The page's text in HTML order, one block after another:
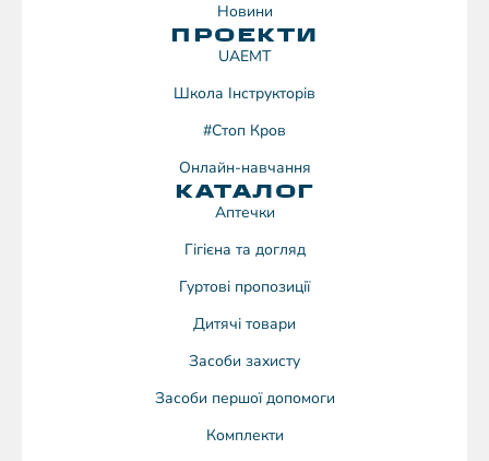
Новини
ПРОЕКТИ
UAEMT
Школа Інструкторів
#Стоп Кров
Онлайн-навчання
КАТАЛОГ
Аптечки
Гігієна та догляд
Гуртові пропозиції
Дитячі товари
Засоби захисту
Засоби першої допомоги
Комплекти